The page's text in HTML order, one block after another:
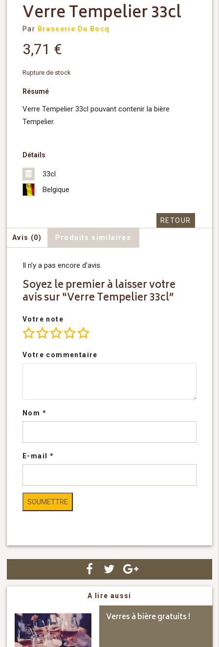
Verre Tempelier 33cl
Par Brasserie Du Bocq
3,71 €
Rupture de stock
Résumé
Verre Tempelier 33cl pouvant contenir la bière
Tempelier.
Détails
33cl
Belgique
RETOUR
Avis (0) Produits similaires
Il n’y a pas encore d’avis.
Soyez le premier à laisser votre
avis sur “Verre Tempelier 33cl”
Votre note
Votre commentaire
Nom *
E-mail *
A lire aussi
Verres à bière gratuits !